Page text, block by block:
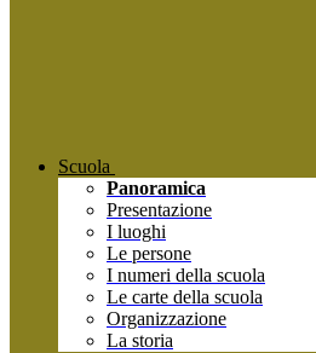
Scuola
Panoramica
Presentazione
I luoghi
Le persone
I numeri della scuola
Le carte della scuola
Organizzazione
La storia